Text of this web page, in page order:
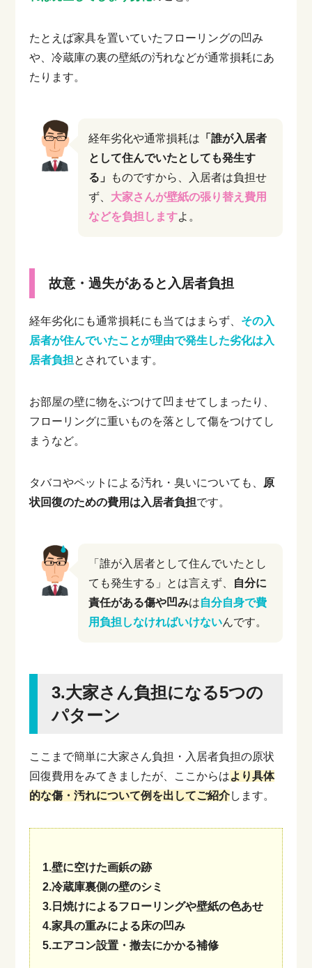
たとえば家具を置いていたフローリングの凹み
や、冷蔵庫の裏の壁紙の汚れなどが通常損耗にあ
たります。
経年劣化や通常損耗は 「誰が入居者
として住んでいたとしても発生す
る」
ものですから、入居者は負担せ
ず、 大家さんが壁紙の張り替え費用
などを負担しますよ。
故意・過失があると入居者負担
経年劣化にも通常損耗にも当てはまらず、 その入
居者が住んでいたことが理由で発生した劣化は入
居者負担とされています。
お部屋の壁に物をぶつけて凹ませてしまったり、
フローリングに重いものを落として傷をつけてし
まうなど。
タバコやペットによる汚れ・臭いについても、 原
状回復のための費用は入居者負担です。
「誰が入居者として住んでいたとし
ても発生する」とは言えず、 自分に
責任がある傷や凹みは自分自身で費
用負担しなければいけないんです。
3.大家さん負担になる5つの
パターン
ここまで簡単に大家さん負担・入居者負担の原状
回復費用をみてきましたが、ここからはより具体
的な傷・汚れについて例を出してご紹介します。
1.壁に空けた画鋲の跡
2.冷蔵庫裏側の壁のシミ
3.日焼けによるフローリングや壁紙の色あせ
4.家具の重みによる床の凹み
5.エアコン設置・撤去にかかる補修